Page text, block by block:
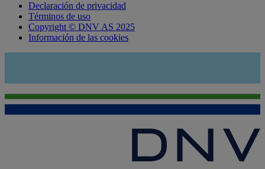
Declaración de privacidad
Términos de uso
Copyright © DNV AS 2025
Información de las cookies